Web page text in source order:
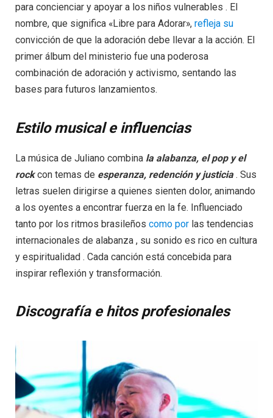
para concienciar y apoyar a los niños vulnerables . El
nombre, que significa «Libre para Adorar», refleja su
convicción de que la adoración debe llevar a la acción. El
primer álbum del ministerio fue una poderosa
combinación de adoración y activismo, sentando las
bases para futuros lanzamientos.
Estilo musical e influencias
La música de Juliano combina la alabanza, el pop y el
rockcon temas de esperanza, redención y justicia. Sus
letras suelen dirigirse a quienes sienten dolor, animando
a los oyentes a encontrar fuerza en la fe. Influenciado
tanto por los ritmos brasileños como por las tendencias
internacionales de alabanza , su sonido es rico en cultura
y espiritualidad . Cada canción está concebida para
inspirar reflexión y transformación.
Discografía e hitos profesionales